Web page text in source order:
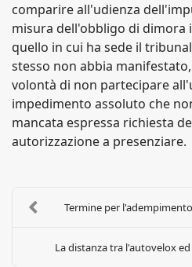
comparire all'udienza
misura dell'obbligo di dimora
quello in cui ha sede il
stesso non abbia
volontà di non partecipare
impedimento assoluto che
mancata espressa richiesta
autorizzazione a presenziare.
Termine per
La distanza tra l'autovelox